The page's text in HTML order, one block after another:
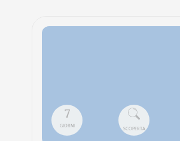
7
GIORNI
SCOPERTA